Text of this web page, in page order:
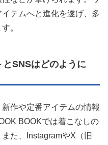
テムへと進化を遂げ、多
。
SNSはどのように
作や定番アイテムの情報
BOOKでは着こなしの
た、InstagramやX（旧